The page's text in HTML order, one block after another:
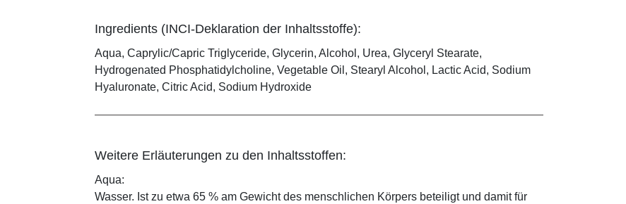
Ingredients (INCI-Deklaration der Inhaltsstoffe):
Aqua, Caprylic/Capric Triglyceride, Glycerin, Alcohol, Urea, Glyceryl Stearate,
Hydrogenated Phosphatidylcholine, Vegetable Oil, Stearyl Alcohol, Lactic Acid, Sodium
Hyaluronate, Citric Acid, Sodium Hydroxide
Weitere Erläuterungen zu den Inhaltsstoffen:
Aqua:
Wasser. Ist zu etwa 65 % am Gewicht des menschlichen Körpers beteiligt und damit für